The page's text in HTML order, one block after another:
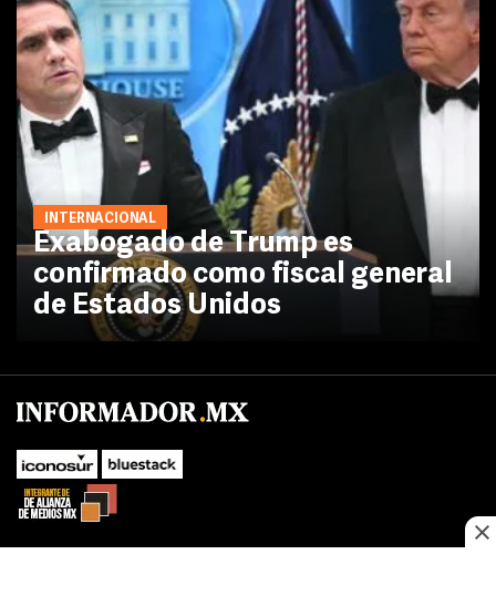
INTERNACIONAL
Exabogado de Trump es
confirmado como fiscal general
de Estados Unidos